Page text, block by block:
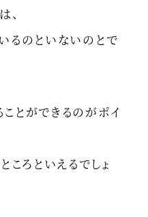
、
るのといないのとで
とができるのがポイ
ころといえるでしょ